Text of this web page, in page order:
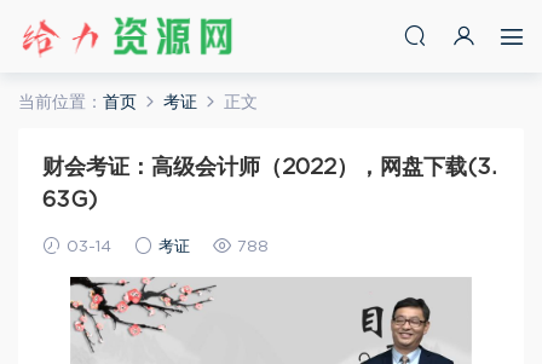
当前位置： 首页 考证 正文
财会考证：高级会计师（2022），网盘下载(3.
63G)
03-14 考证 788